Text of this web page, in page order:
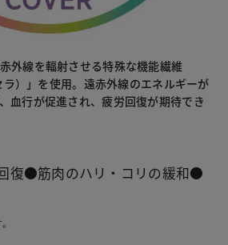
外線を輻射させる特殊な機能繊維
ラ）」を使用。遠赤外線のエネルギーが
血行が促進され、疲労回復が期待でき
復●筋肉のハリ・コリの緩和●